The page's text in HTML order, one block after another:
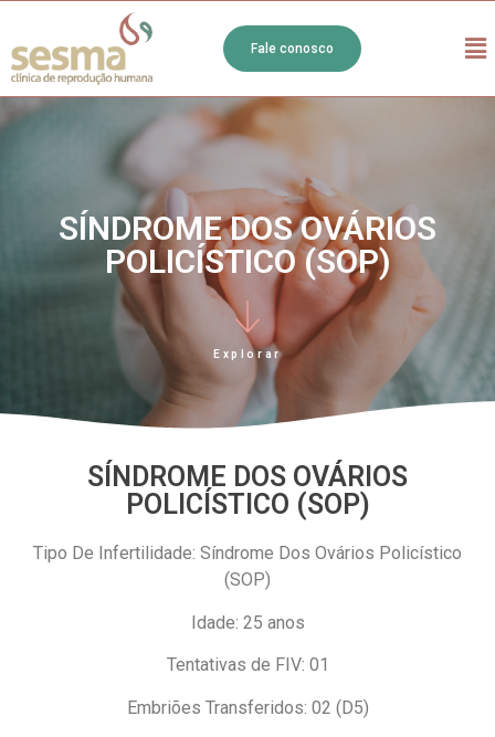
Fale conosco
SÍNDROME DOS OVÁRIOS
POLICÍSTICO (SOP)
Explorar
SÍNDROME DOS OVÁRIOS
POLICÍSTICO (SOP)
Tipo De Infertilidade: Síndrome Dos Ovários Policístico
(SOP)
Idade: 25 anos
Tentativas de FIV: 01
Embriões Transferidos: 02 (D5)